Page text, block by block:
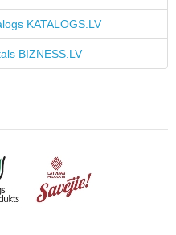
KATALOGS.LV
BIZNESS.LV